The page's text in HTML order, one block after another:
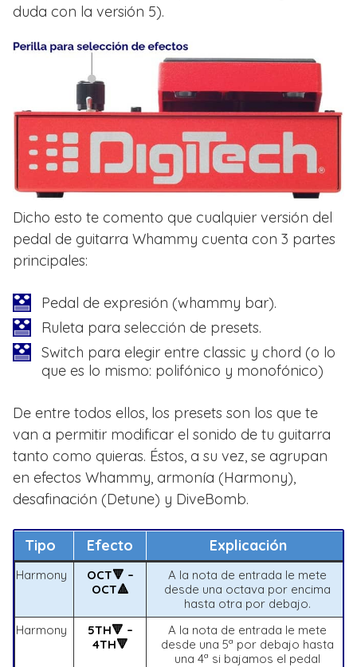
duda con la versión 5).
Dicho esto te comento que cualquier versión del
pedal de guitarra Whammy cuenta con 3 partes
principales:
Pedal de expresión (whammy bar).
Ruleta para selección de presets.
Switch para elegir entre classic y chord (o lo
que es lo mismo: polifónico y monofónico)
De entre todos ellos, los presets son los que te
van a permitir modificar el sonido de tu guitarra
tanto como quieras. Éstos, a su vez, se agrupan
en efectos Whammy, armonía (Harmony),
desafinación (Detune) y DiveBomb.
Tipo Efecto Explicación
Harmony
OCT🔻 –
OCT🔺
A la nota de entrada le mete
desde una octava por encima
hasta otra por debajo.
Harmony
5TH🔻 –
4TH🔻
A la nota de entrada le mete
desde una 5ª por debajo hasta
una 4ª si bajamos el pedal